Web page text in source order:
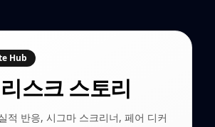
Hub
리스크 스토리
적 반응, 시그마 스크리너, 페어 디커